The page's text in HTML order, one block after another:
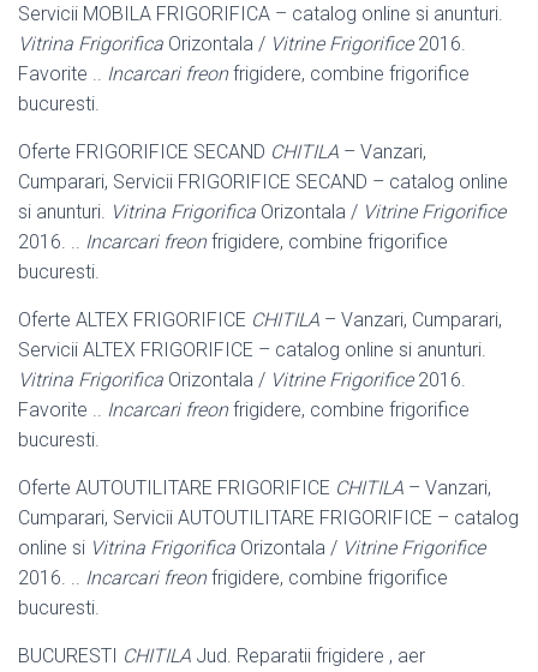
Servicii MOBILA FRIGORIFICA – catalog online si anunturi.
Vitrina Frigorifica Orizontala / Vitrine Frigorifice2016.
Favorite .. Incarcari freonfrigidere, combine frigorifice
bucuresti.
Oferte FRIGORIFICE SECAND CHITILA – Vanzari,
Cumparari, Servicii FRIGORIFICE SECAND – catalog online
si anunturi. Vitrina Frigorifica Orizontala / Vitrine Frigorifice
2016. .. Incarcari freonfrigidere, combine frigorifice
bucuresti.
Oferte ALTEX FRIGORIFICE CHITILA – Vanzari, Cumparari,
Servicii ALTEX FRIGORIFICE – catalog online si anunturi.
Vitrina Frigorifica Orizontala / Vitrine Frigorifice2016.
Favorite .. Incarcari freonfrigidere, combine frigorifice
bucuresti.
Oferte AUTOUTILITARE FRIGORIFICE CHITILA – Vanzari,
Cumparari, Servicii AUTOUTILITARE FRIGORIFICE – catalog
online si Vitrina Frigorifica Orizontala / Vitrine Frigorifice
2016. .. Incarcari freonfrigidere, combine frigorifice
bucuresti.
BUCURESTI CHITILA Jud. Reparatii frigidere , aer